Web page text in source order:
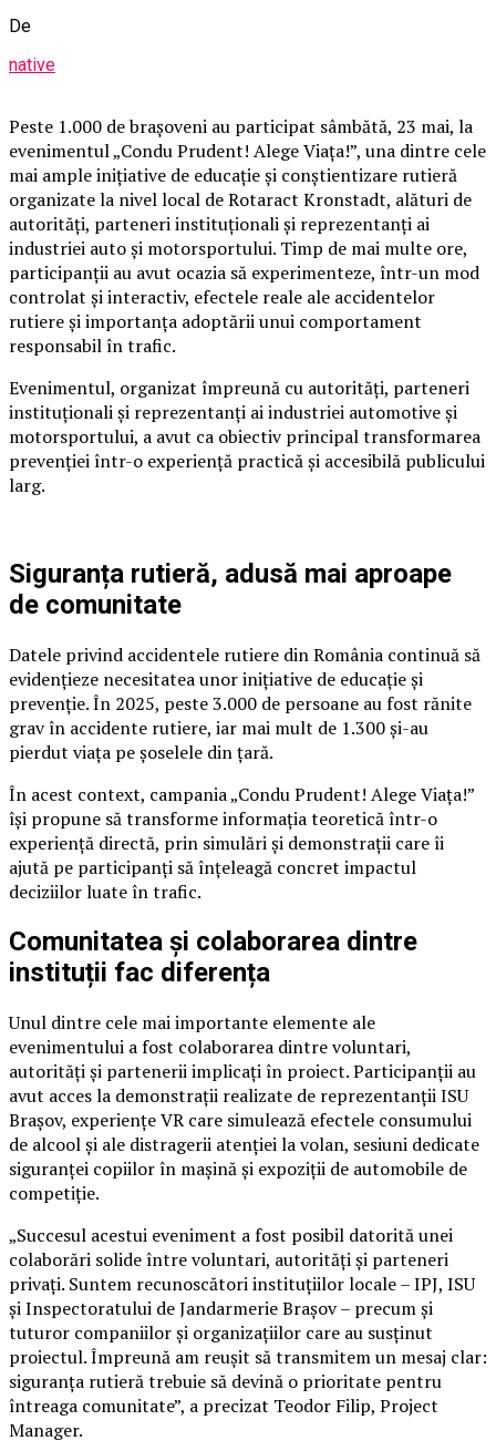
De
native
Peste 1.000 de brașoveni au participat sâmbătă, 23 mai, la
evenimentul „Condu Prudent! Alege Viața!”, una dintre cele
mai ample inițiative de educație și conștientizare rutieră
organizate la nivel local de Rotaract Kronstadt, alături de
autorități, parteneri instituționali și reprezentanți ai
industriei auto și motorsportului. Timp de mai multe ore,
participanții au avut ocazia să experimenteze, într-un mod
controlat și interactiv, efectele reale ale accidentelor
rutiere și importanța adoptării unui comportament
responsabil în trafic.
Evenimentul, organizat împreună cu autorități, parteneri
instituționali și reprezentanți ai industriei automotive și
motorsportului, a avut ca obiectiv principal transformarea
prevenției într-o experiență practică și accesibilă publicului
larg.
Siguranța rutieră, adusă mai aproape
de comunitate
Datele privind accidentele rutiere din România continuă să
evidențieze necesitatea unor inițiative de educație și
prevenție. În 2025, peste 3.000 de persoane au fost rănite
grav în accidente rutiere, iar mai mult de 1.300 și-au
pierdut viața pe șoselele din țară.
În acest context, campania „Condu Prudent! Alege Viața!”
își propune să transforme informația teoretică într-o
experiență directă, prin simulări și demonstrații care îi
ajută pe participanți să înțeleagă concret impactul
deciziilor luate în trafic.
Comunitatea și colaborarea dintre
instituții fac diferența
Unul dintre cele mai importante elemente ale
evenimentului a fost colaborarea dintre voluntari,
autorități și partenerii implicați în proiect. Participanții au
avut acces la demonstrații realizate de reprezentanții ISU
Brașov, experiențe VR care simulează efectele consumului
de alcool și ale distragerii atenției la volan, sesiuni dedicate
siguranței copiilor în mașină și expoziții de automobile de
competiție.
„Succesul acestui eveniment a fost posibil datorită unei
colaborări solide între voluntari, autorități și parteneri
privați. Suntem recunoscători instituțiilor locale – IPJ, ISU
și Inspectoratului de Jandarmerie Brașov – precum și
tuturor companiilor și organizațiilor care au susținut
proiectul. Împreună am reușit să transmitem un mesaj clar:
siguranța rutieră trebuie să devină o prioritate pentru
întreaga comunitate”, a precizat Teodor Filip, Project
Manager.